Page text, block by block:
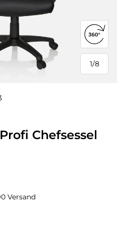
1/
von
8
360°-
Chefsessel
Versand